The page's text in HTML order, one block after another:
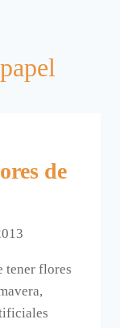
de
tener flores